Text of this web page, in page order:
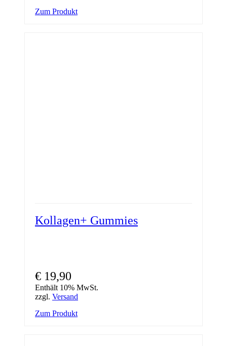
Zum Produkt
Kollagen+ Gummies
€ 19,90
Enthält 10% MwSt.
zzgl. Versand
Zum Produkt